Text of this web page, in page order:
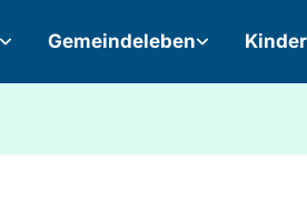
Gemeindeleben